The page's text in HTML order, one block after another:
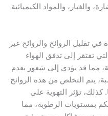
والمواد الكيميائية
الروائح والروائح غير
إلى تدفق الهواء
قد يؤدي إلى شعور بعدم
التخلص من هذه الروائح
تؤثر التهوية على
الرطوبة، مما